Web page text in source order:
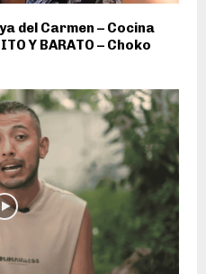
del Carmen – Cocina
Y BARATO – Choko